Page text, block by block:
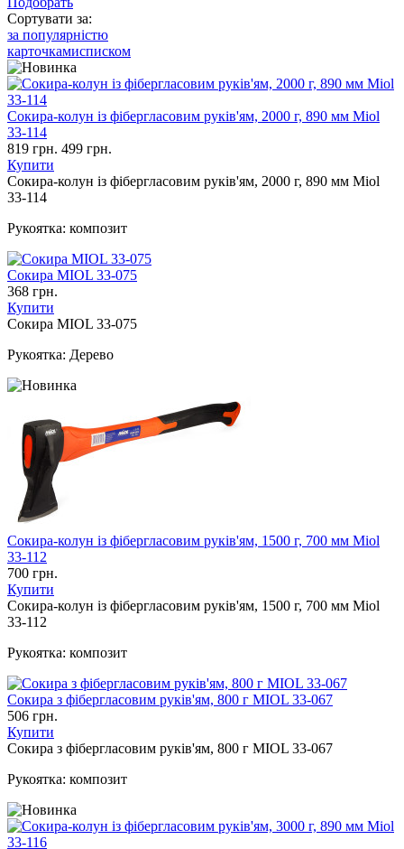
Сортувати за:
за популярністю
карточкамисписком
Сокира-колун із фібергласовим руків'ям, 2000 г, 890 мм Miol
33-114
819 грн. 499 грн.
Купити
Сокира-колун із фібергласовим руків'ям, 2000 г, 890 мм Miol
33-114
Рукоятка: композит
Сокира MIOL 33-075
368 грн.
Купити
Сокира MIOL 33-075
Рукоятка: Дерево
Сокира-колун із фібергласовим руків'ям, 1500 г, 700 мм Miol
33-112
700 грн.
Купити
Сокира-колун із фібергласовим руків'ям, 1500 г, 700 мм Miol
33-112
Рукоятка: композит
Сокира з фібергласовим руків'ям, 800 г MIOL 33-067
506 грн.
Купити
Сокира з фібергласовим руків'ям, 800 г MIOL 33-067
Рукоятка: композит